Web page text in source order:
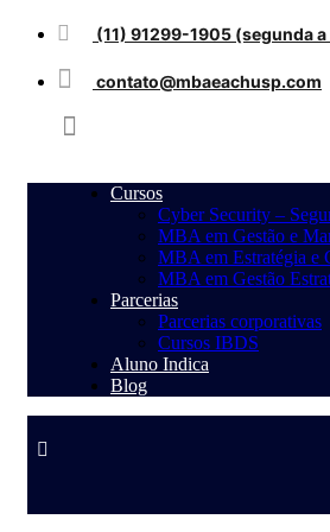
(11) 91299-1905 (segunda
contato@mbaeachusp.com
Cursos
Cyber Security –
MBA em Gestão e
MBA em Estratégia e
MBA em Gestão
Parcerias
Parcerias corporativas
Cursos IBDS
Aluno Indica
Blog